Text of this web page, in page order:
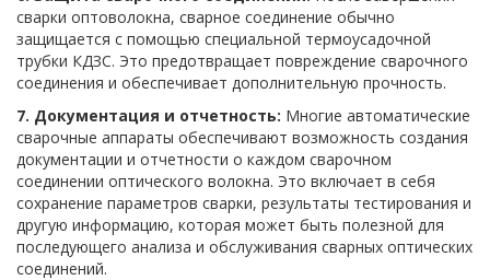
сварки оптоволокна, сварное соединение обычно
защищается с помощью специальной термоусадочной
трубки КДЗС. Это предотвращает повреждение сварочного
соединения и обеспечивает дополнительную прочность.
7. Документация и отчетность: Многие автоматические
сварочные аппараты обеспечивают возможность создания
документации и отчетности о каждом сварочном
соединении оптического волокна. Это включает в себя
сохранение параметров сварки, результаты тестирования и
другую информацию, которая может быть полезной для
последующего анализа и обслуживания сварных оптических
соединений.